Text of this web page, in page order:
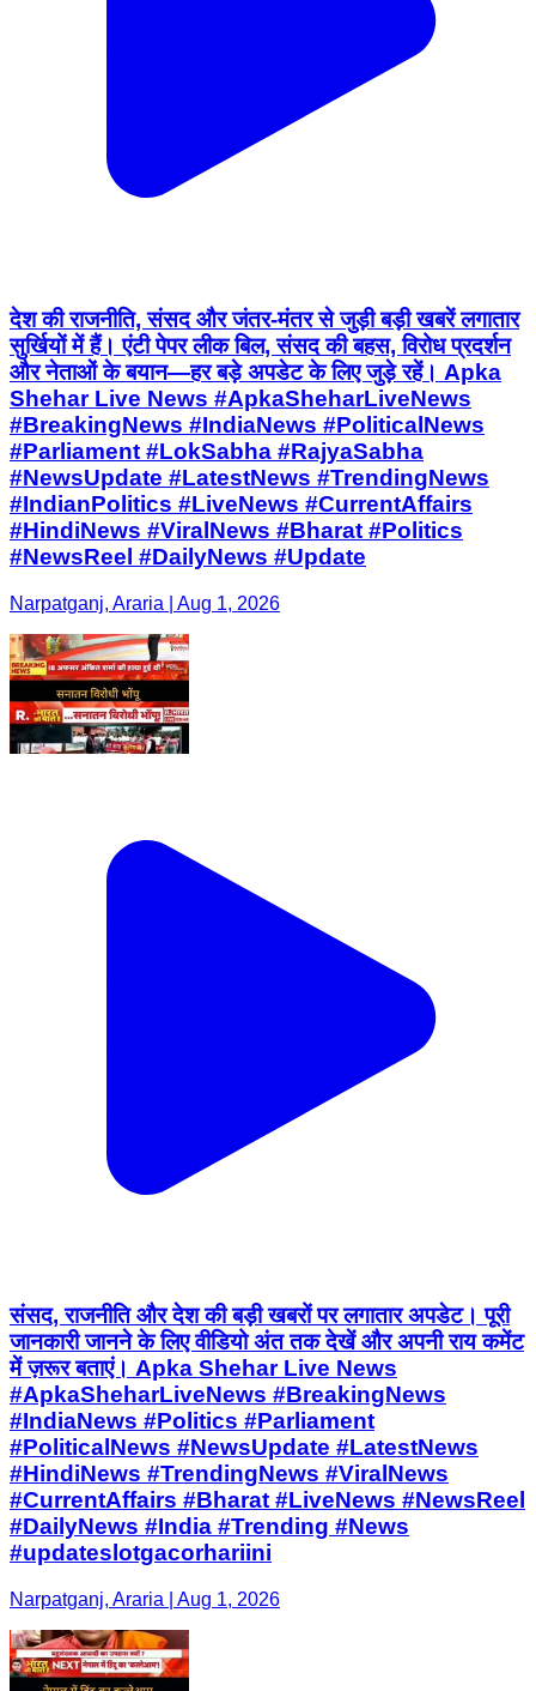
देश की राजनीति, संसद और जंतर-मंतर से जुड़ी बड़ी खबरें लगातार
सुर्खियों में हैं। एंटी पेपर लीक बिल, संसद की बहस, विरोध प्रदर्शन
और नेताओं के बयान—हर बड़े अपडेट के लिए जुड़े रहें। Apka
Shehar Live News #ApkaSheharLiveNews
#BreakingNews #IndiaNews #PoliticalNews
#Parliament #LokSabha #RajyaSabha
#NewsUpdate #LatestNews #TrendingNews
#IndianPolitics #LiveNews #CurrentAffairs
#HindiNews #ViralNews #Bharat #Politics
#NewsReel #DailyNews #Update
Narpatganj, Araria | Aug 1, 2026
संसद, राजनीति और देश की बड़ी खबरों पर लगातार अपडेट। पूरी
जानकारी जानने के लिए वीडियो अंत तक देखें और अपनी राय कमेंट
में ज़रूर बताएं। Apka Shehar Live News
#ApkaSheharLiveNews #BreakingNews
#IndiaNews #Politics #Parliament
#PoliticalNews #NewsUpdate #LatestNews
#HindiNews #TrendingNews #ViralNews
#CurrentAffairs #Bharat #LiveNews #NewsReel
#DailyNews #India #Trending #News
#updateslotgacorhariini
Narpatganj, Araria | Aug 1, 2026